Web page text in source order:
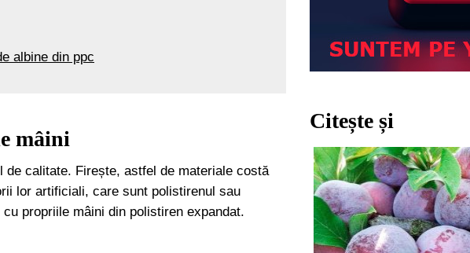
albine din ppc
mâini
calitate. Firește, astfel de materiale costă
lor artificiali, care sunt polistirenul sau
propriile mâini din polistiren expandat.
Citește și